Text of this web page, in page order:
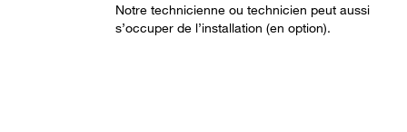
Notre technicienne ou technicien peut aussi
s’occuper de l’installation (en option).